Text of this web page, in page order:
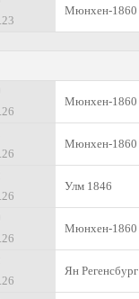
Мюнхен-1860
Мюнхен-1860
Мюнхен-1860
Улм 1846
Мюнхен-1860
Ян Регенсбург